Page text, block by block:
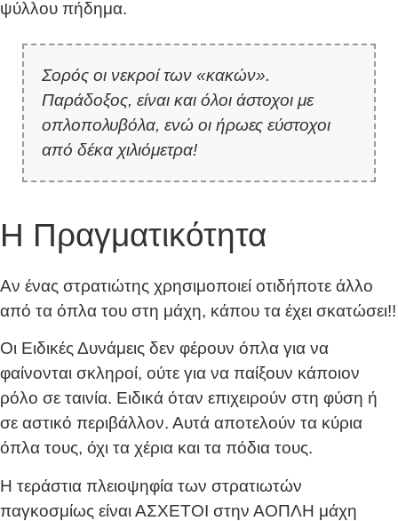
ψύλλου πήδημα.
Σορός οι νεκροί των «κακών».
Παράδοξος, είναι και όλοι άστοχοι με
οπλοπολυβόλα, ενώ οι ήρωες εύστοχοι
από δέκα χιλιόμετρα!
Η Πραγματικότητα
Αν ένας στρατιώτης χρησιμοποιεί οτιδήποτε άλλο
από τα όπλα του στη μάχη, κάπου τα έχει σκατώσει!!
Οι Ειδικές Δυνάμεις δεν φέρουν όπλα για να
φαίνονται σκληροί, ούτε για να παίξουν κάποιον
ρόλο σε ταινία. Ειδικά όταν επιχειρούν στη φύση ή
σε αστικό περιβάλλον. Αυτά αποτελούν τα κύρια
όπλα τους, όχι τα χέρια και τα πόδια τους.
Η τεράστια πλειοψηφία των στρατιωτών
παγκοσμίως είναι ΑΣΧΕΤΟΙ στην ΑΟΠΛΗ μάχη